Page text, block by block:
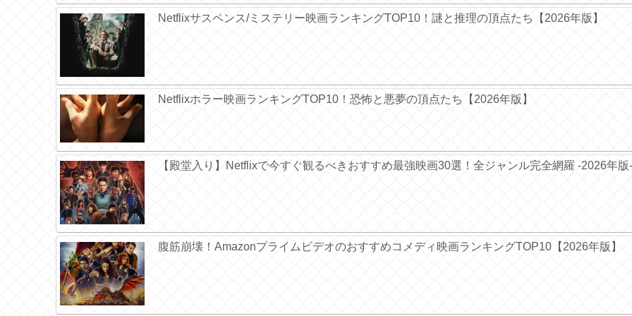
Netflixサスペンス/ミステリー映画ランキングTOP10！謎と推理の頂点たち【2026年版】
Netflixホラー映画ランキングTOP10！恐怖と悪夢の頂点たち【2026年版】
【殿堂入り】Netflixで今すぐ観るべきおすすめ最強映画30選！全ジャンル完全網羅 -2026年版-
腹筋崩壊！Amazonプライムビデオのおすすめコメディ映画ランキングTOP10【2026年版】